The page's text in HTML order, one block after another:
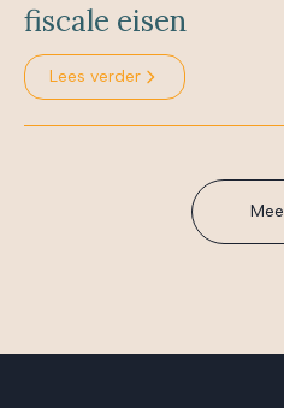
fiscale eisen
Lees verder